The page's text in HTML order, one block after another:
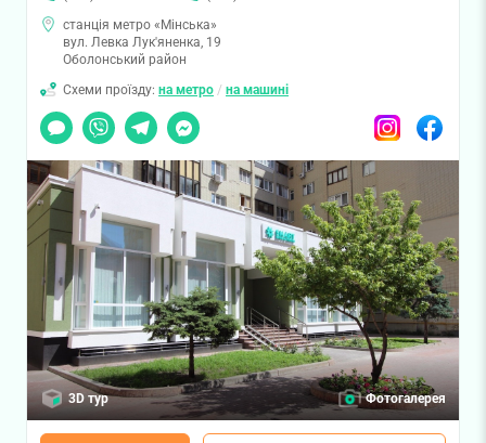
станція метро «Мінська»
вул. Левка Лук'яненка, 19
Оболонський район
Схеми проїзду: на метро / на машині
Чат
Viber TelegramMessenger InstagramFacebook
3D тур Фотогалерея